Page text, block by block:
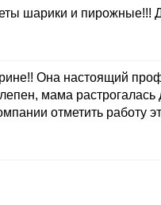
шарики и пирожные!!!
Она настоящий
мама
отметить работу